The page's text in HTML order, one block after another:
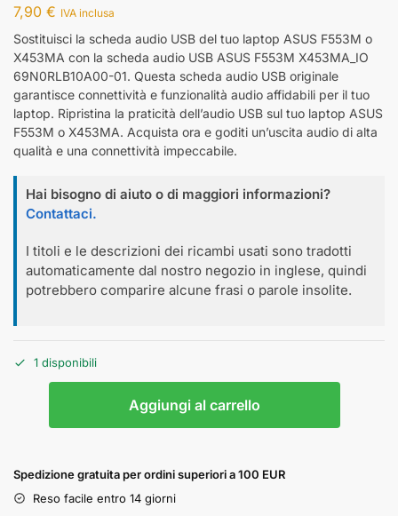
7,90 € IVA inclusa
Sostituisci la scheda audio USB del tuo laptop ASUS F553M o
X453MA con la scheda audio USB ASUS F553M X453MA_IO
69N0RLB10A00-01. Questa scheda audio USB originale
garantisce connettività e funzionalità audio affidabili per il tuo
laptop. Ripristina la praticità dell’audio USB sul tuo laptop ASUS
F553M o X453MA. Acquista ora e goditi un’uscita audio di alta
qualità e una connettività impeccabile.
Hai bisogno di aiuto o di maggiori informazioni?
Contattaci.
I titoli e le descrizioni dei ricambi usati sono tradotti
automaticamente dal nostro negozio in inglese, quindi
potrebbero comparire alcune frasi o parole insolite.
1 disponibili
Aggiungi al carrello
Spedizione gratuita per ordini superiori a 100 EUR
Reso facile entro 14 giorni